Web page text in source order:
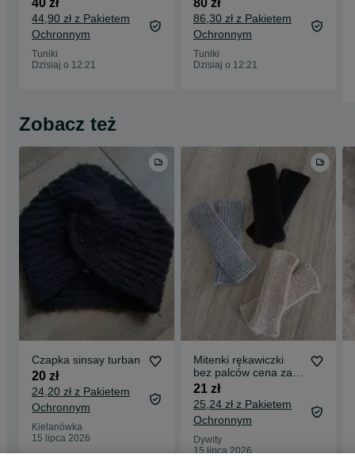
40 zł
44,90 zł z Pakietem
Ochronnym
Tuniki
Dzisiaj o 12:21
80 zł
86,30 zł z Pakietem
Ochronnym
Tuniki
Dzisiaj o 12:21
Zobacz też
Czapka sinsay turban
20 zł
24,20 zł z Pakietem
Ochronnym
Kielanówka
15 lipca 2026
Mitenki rękawiczki
bez palców cena za 3
pary
21 zł
25,24 zł z Pakietem
Ochronnym
Dywity
15 lipca 2026